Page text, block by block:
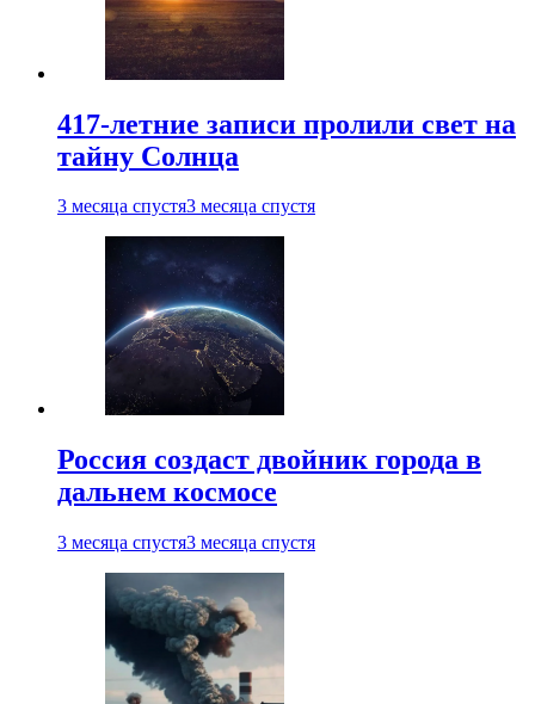
417-летние записи пролили свет на
тайну Солнца
3 месяца спустя3 месяца спустя
Россия создаст двойник города в
дальнем космосе
3 месяца спустя3 месяца спустя